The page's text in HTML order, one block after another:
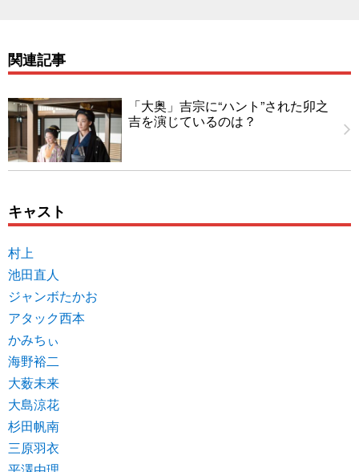
関連記事
「大奥」吉宗に“ハント”された卯之
吉を演じているのは？
キャスト
村上
池田直人
ジャンボたかお
アタック西本
かみちぃ
海野裕二
大薮未来
大島涼花
杉田帆南
三原羽衣